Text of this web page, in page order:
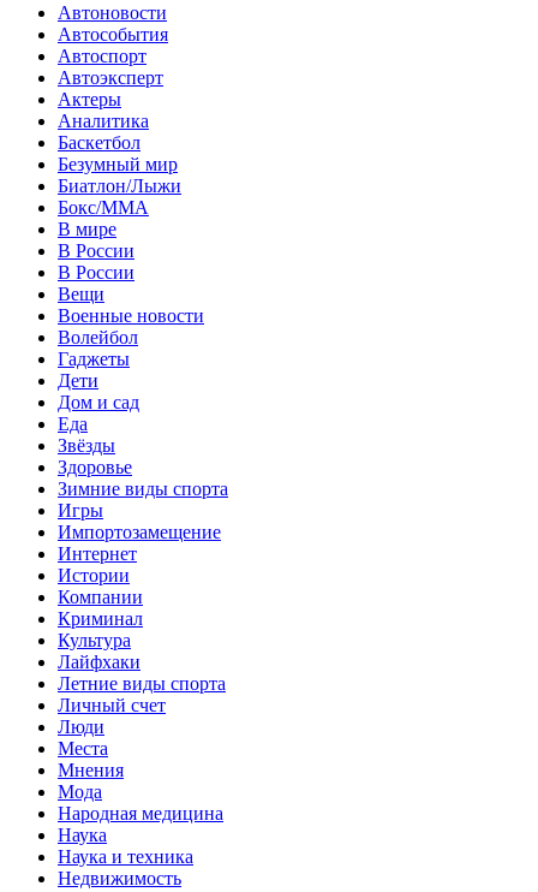
Автоновости
Автособытия
Автоспорт
Автоэксперт
Актеры
Аналитика
Баскетбол
Безумный мир
Биатлон/Лыжи
Бокс/MMA
В мире
В России
В России
Вещи
Военные новости
Волейбол
Гаджеты
Дети
Дом и сад
Еда
Звёзды
Здоровье
Зимние виды спорта
Игры
Импортозамещение
Интернет
Истории
Компании
Криминал
Культура
Лайфхаки
Летние виды спорта
Личный счет
Люди
Места
Мнения
Мода
Народная медицина
Наука
Наука и техника
Недвижимость